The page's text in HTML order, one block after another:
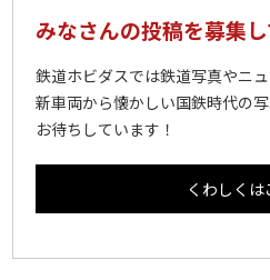
みなさんの投稿を募集
鉄道ホビダスでは鉄道写真やニ
新車両から懐かしい国鉄時代の
お待ちしています！
くわしくは